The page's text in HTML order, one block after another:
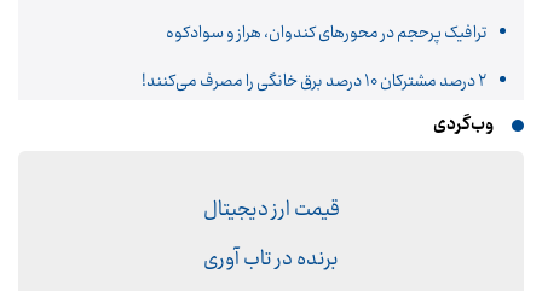
ترافیک پرحجم در محورهای کندوان، هراز و سوادکوه
۲ درصد مشترکان ۱۰ درصد برق خانگی را مصرف می‌کنند!
وب‌گردی
قیمت ارز دیجیتال
برنده در تاب آوری